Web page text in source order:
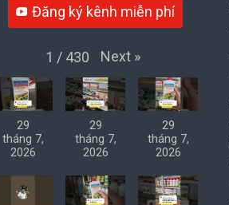
Đăng ký kênh miễn phí
1 / 430 Next »
29
tháng 7,
2026
29
tháng 7,
2026
29
tháng 7,
2026